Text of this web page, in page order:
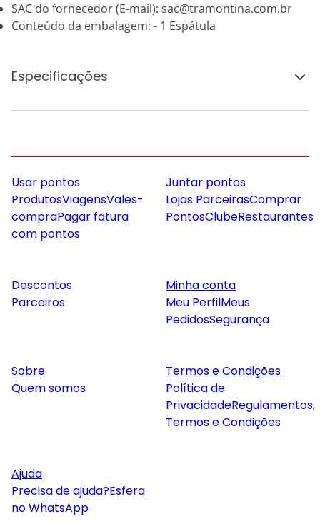
SAC do fornecedor (E-mail): sac@tramontina.com.br
Conteúdo da embalagem: - 1 Espátula
Especificações
Usar pontos
ProdutosViagensVales-
compraPagar fatura
com pontos
Juntar pontos
Lojas ParceirasComprar
PontosClubeRestaurantes
Descontos
Parceiros
Minha conta
Meu PerfilMeus
PedidosSegurança
Sobre
Quem somos
Termos e Condições
Política de
PrivacidadeRegulamentos,
Termos e Condições
Ajuda
Precisa de ajuda?Esfera
no WhatsApp